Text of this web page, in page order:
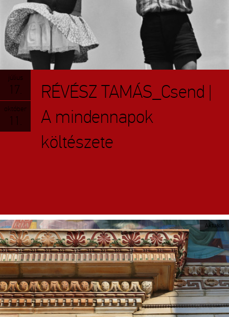
július
17.
október
11.
RÉVÉSZ TAMÁS_Csend |
A mindennapok
költészete
Aktuális